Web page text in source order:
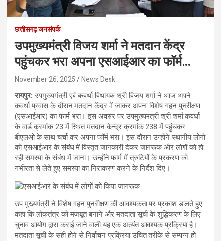
छत्तीसगढ़ जनसंपर्क
उपमुख्यमंत्री विजय शर्मा ने मतदान केंद्र
पहुंचकर भरा अपना एसआईआर का फॉर्म…
November 26, 2025 News Desk
रायपुर:उपमुख्यमंत्री एवं कवर्धा विधायक श्री विजय शर्मा ने आज अपने
कवर्धा प्रवास के दौरान मतदान केंद्र में जाकर अपना विशेष गहन पुनरीक्षण
(एसआईआर) का फार्म भरा। इस अवसर पर उपमुख्यमंत्री श्री शर्मा कवर्धा
के वार्ड क्रमांक 23 में स्थित मतदान केन्द्र क्रमांक 238 में पहुंचकर
बीएलओ के साथ चर्चा कर अपना फॉर्म भरा। इस दौरान उन्होंने स्थानीय लोगों
को एसआईआर के संबंध में विस्तृत जानकारी देकर जागरूक और लोगों को हो
रही समस्या के संबंध में जाना। उन्होंने फार्म में त्रुटियों के प्रकरण को
गंभीरता से लेते हुए समस्या का निराकरण करने के निर्देश दिए।
उप मुख्यमंत्री ने विशेष गहन पुनरीक्षण की आवश्यकता पर प्रकाश डालते हुए
कहा कि लोकतंत्र को मजबूत बनाने और मतदाता सूची के शुद्धिकरण के लिए
चुनाव आयोग द्वारा कराई जाने वाली यह एक अत्यंत आवश्यक प्रक्रिया है।
मतदाता सूची के सही होने से निर्वाचन प्रक्रिया उचित तरीके से सम्पन्न हो